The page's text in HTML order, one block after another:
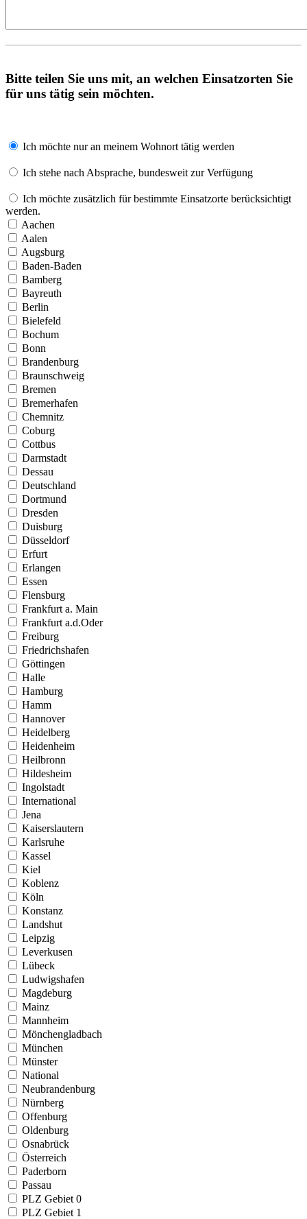
Bitte teilen Sie uns mit, an welchen Einsatzorten Sie
für uns tätig sein möchten.
Ich möchte nur an meinem Wohnort tätig werden
Ich stehe nach Absprache, bundesweit zur Verfügung
Ich möchte zusätzlich für bestimmte Einsatzorte berücksichtigt
werden.
Aachen
Aalen
Augsburg
Baden-Baden
Bamberg
Bayreuth
Berlin
Bielefeld
Bochum
Bonn
Brandenburg
Braunschweig
Bremen
Bremerhafen
Chemnitz
Coburg
Cottbus
Darmstadt
Dessau
Deutschland
Dortmund
Dresden
Duisburg
Düsseldorf
Erfurt
Erlangen
Essen
Flensburg
Frankfurt a. Main
Frankfurt a.d.Oder
Freiburg
Friedrichshafen
Göttingen
Halle
Hamburg
Hamm
Hannover
Heidelberg
Heidenheim
Heilbronn
Hildesheim
Ingolstadt
International
Jena
Kaiserslautern
Karlsruhe
Kassel
Kiel
Koblenz
Köln
Konstanz
Landshut
Leipzig
Leverkusen
Lübeck
Ludwigshafen
Magdeburg
Mainz
Mannheim
Mönchengladbach
München
Münster
National
Neubrandenburg
Nürnberg
Offenburg
Oldenburg
Osnabrück
Österreich
Paderborn
Passau
PLZ Gebiet 0
PLZ Gebiet 1